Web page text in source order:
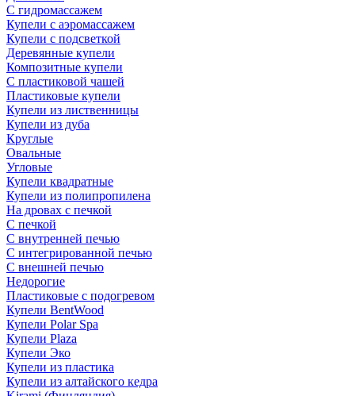
С гидромассажем
Купели с аэромассажем
Купели с подсветкой
Деревянные купели
Композитные купели
С пластиковой чашей
Пластиковые купели
Купели из лиственницы
Купели из дуба
Круглые
Овальные
Угловые
Купели квадратные
Купели из полипропилена
На дровах с печкой
С печкой
С внутренней печью
С интегрированной печью
С внешней печью
Недорогие
Пластиковые с подогревом
Купели BentWood
Купели Polar Spa
Купели Plaza
Купели Эко
Купели из пластика
Купели из алтайского кедра